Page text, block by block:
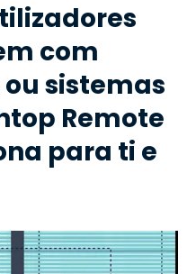
com
sistemas
Remote
para ti e